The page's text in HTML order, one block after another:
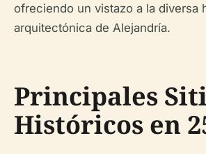
ofreciendo un vistazo a la diversa
arquitectónica de Alejandría.
Principales